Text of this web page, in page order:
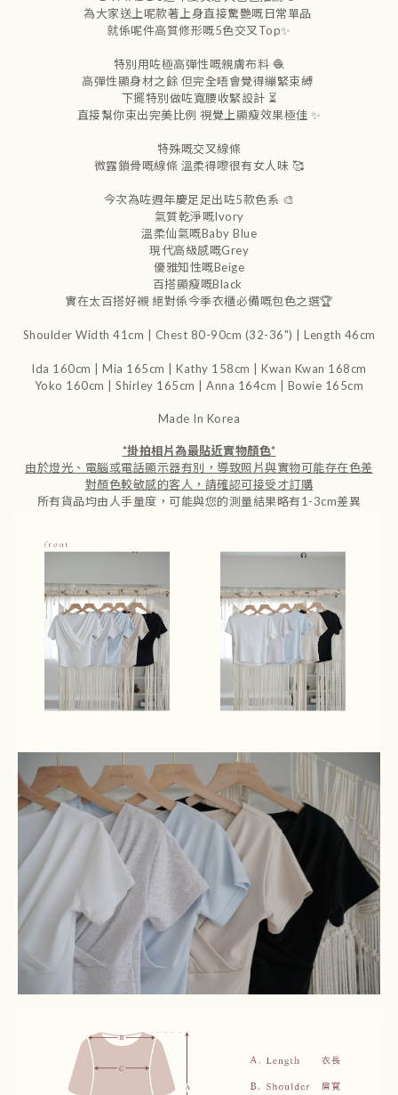
為大家送上呢款著上身直接驚艷嘅日常單品
就係呢件高質修形嘅5色交叉Top✨
特別用咗極高彈性嘅親膚布料 🧶
高彈性顯身材之餘 但完全唔會覺得繃緊束縛
下擺特別做咗寬腰收緊設計 ⏳
直接幫你束出完美比例 視覺上顯瘦效果極佳 ✨
特殊嘅交叉線條
微露鎖骨嘅線條 溫柔得嚟很有女人味 🥰
今次為咗週年慶足足出咗5款色系 🎨
氣質乾淨嘅Ivory
溫柔仙氣嘅Baby Blue
現代高級感嘅Grey
優雅知性嘅Beige
百搭顯瘦嘅Black
實在太百搭好襯 絕對係今季衣櫃必備嘅包色之選🏆
Shoulder Width 41cm | Chest 80-90cm (32-36") | Length 46cm
Ida 160cm | Mia 165cm | Kathy 158cm |Kwan Kwan 168cm
Yoko 160cm | Shirley 165cm
| Anna 164cm | Bowie 165cm
Made In Korea
*掛拍相片為最貼近實物顏色*
由於燈光、電腦或電話顯示器有別，導致照片與實物可能存在色差
對顏色較敏感的客人，請確認可接受才訂購
所有貨品均由人手量度，可能與您的測量結果略有1-3cm差異